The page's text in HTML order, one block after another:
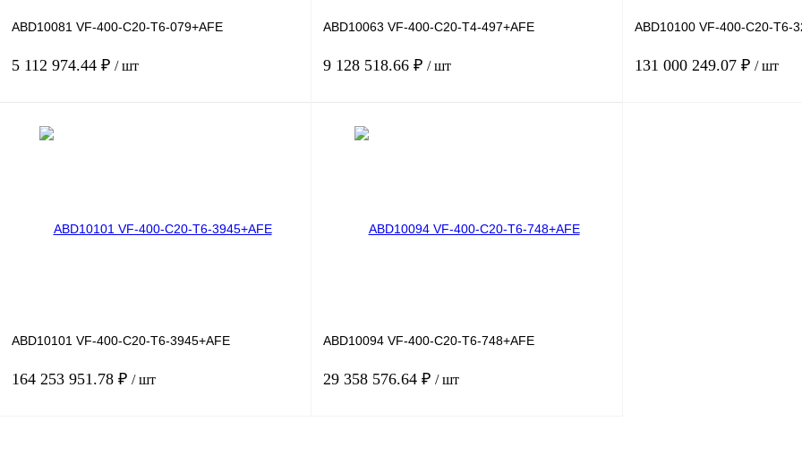
ABD10081 VF-400-C20-T6-079+AFE
5 112 974.44 ₽ / шт
ABD10063 VF-400-C20-T4-497+AFE
9 128 518.66 ₽ / шт
ABD10100 VF-400-C20-T6-
131 000 249.07 ₽ / шт
ABD10101 VF-400-C20-T6-3945+AFE
164 253 951.78 ₽ / шт
ABD10094 VF-400-C20-T6-748+AFE
29 358 576.64 ₽ / шт